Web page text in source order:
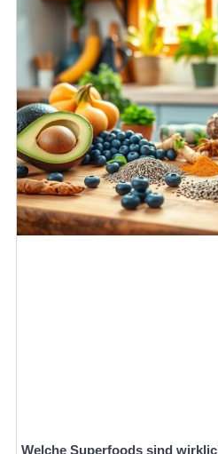
Welche Superfoods sind